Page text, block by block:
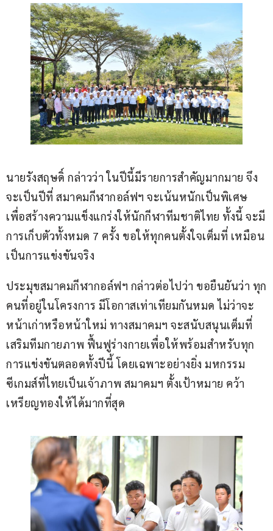
นายรังสฤษดิ์ กล่าวว่า ในปีนี้มีรายการสำคัญมากมาย จึง
จะเป็นปีที่ สมาคมกีฬากอล์ฟฯ จะเน้นหนักเป็นพิเศษ
เพื่อสร้างความแข็งแกร่งให้นักกีฬาทีมชาติไทย ทั้งนี้ จะมี
การเก็บตัวทั้งหมด 7 ครั้ง ขอให้ทุกคนตั้งใจเต็มที่ เหมือน
เป็นการแข่งขันจริง
ประมุขสมาคมกีฬากอล์ฟฯ กล่าวต่อไปว่า ขอยืนยันว่า ทุก
คนที่อยู่ในโครงการ มีโอกาสเท่าเทียมกันหมด ไม่ว่าจะ
หน้าเก่าหรือหน้าใหม่ ทางสมาคมฯ จะสนับสนุนเต็มที่
เสริมทีมกายภาพ ฟื้นฟูร่างกายเพื่อให้พร้อมสำหรับทุก
การแข่งขันตลอดทั้งปีนี้ โดยเฉพาะอย่างยิ่ง มหกรรม
ซีเกมส์ที่ไทยเป็นเจ้าภาพ สมาคมฯ ตั้งเป้าหมาย คว้า
เหรียญทองให้ได้มากที่สุด